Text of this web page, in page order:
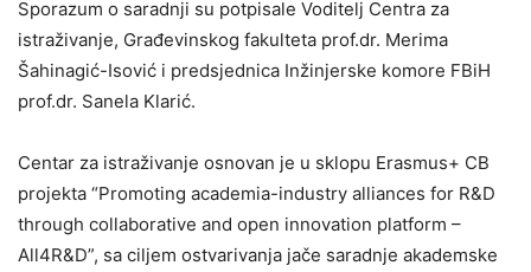
Sporazum o saradnji su potpisale Voditelj Centra za
istraživanje, Građevinskog fakulteta prof.dr. Merima
Šahinagić-Isović i predsjednica Inžinjerske komore FBiH
prof.dr. Sanela Klarić.
Centar za istraživanje osnovan je u sklopu Erasmus+ CB
projekta “Promoting academia-industry alliances for R&D
through collaborative and open innovation platform –
All4R&D”, sa ciljem ostvarivanja jače saradnje akademske